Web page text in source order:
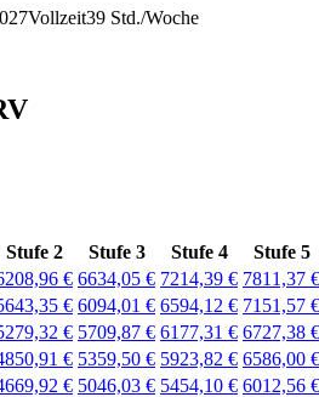
Vollzeit39 Std./Woche
Stufe 2 Stufe 3 Stufe 4
Stufe 5
€ 6634,05 € 7214,39 € 7811,37 €
€ 6094,01 € 6594,12 € 7151,57 €
€ 5709,87 € 6177,31 € 6727,38 €
€ 5359,50 € 5923,82 € 6586,00 €
€ 5046,03 € 5454,10 € 6012,56 €